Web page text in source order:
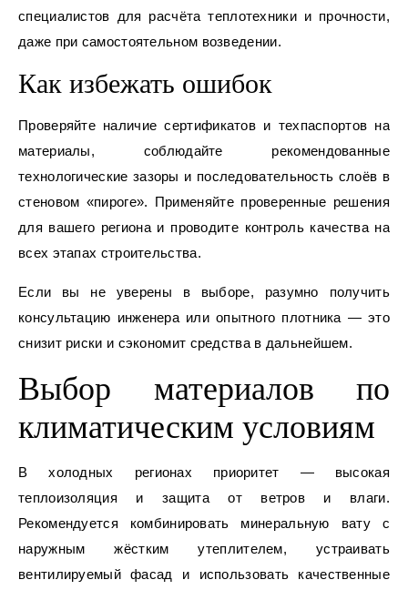
специалистов для расчёта теплотехники и прочности,
даже при самостоятельном возведении.
Как избежать ошибок
Проверяйте наличие сертификатов и техпаспортов на
материалы, соблюдайте рекомендованные
технологические зазоры и последовательность слоёв в
стеновом «пироге». Применяйте проверенные решения
для вашего региона и проводите контроль качества на
всех этапах строительства.
Если вы не уверены в выборе, разумно получить
консультацию инженера или опытного плотника — это
снизит риски и сэкономит средства в дальнейшем.
Выбор материалов по
климатическим условиям
В холодных регионах приоритет — высокая
теплоизоляция и защита от ветров и влаги.
Рекомендуется комбинировать минеральную вату с
наружным жёстким утеплителем, устраивать
вентилируемый фасад и использовать качественные